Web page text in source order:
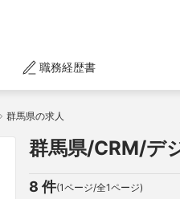
職務経歴書
群馬県の求人
群馬県/CRM/デ
8 件(1ページ/全1ページ)